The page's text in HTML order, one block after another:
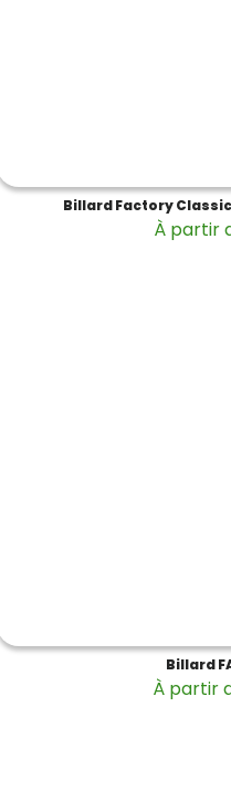
Billard Factory
À partir
Billard
À partir